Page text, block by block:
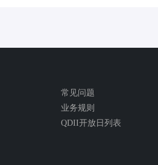
常见问题
业务规则
QDII开放日列表